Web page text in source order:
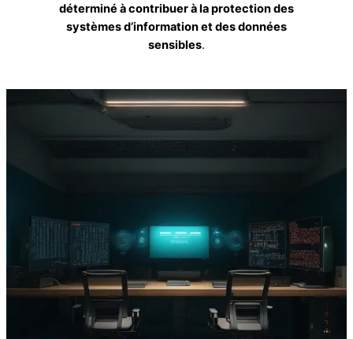
déterminé à contribuer à la protection des
systèmes d’information et des données
sensibles.